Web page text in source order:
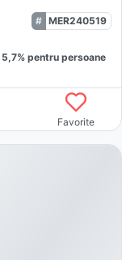
MER240519
5,7% pentru persoane
Favorite